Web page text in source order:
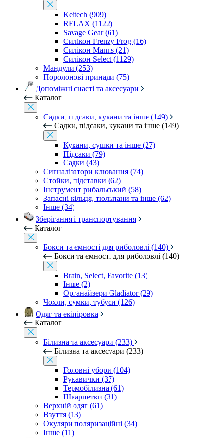
Keitech (909)
RELAX (1122)
Savage Gear (61)
Силікон Frenzy Frog (16)
Силікон Manns (21)
Силікон Select (1129)
Мандули (253)
Поролонові принади (75)
Допоміжні снасті та аксесуари
Каталог
Садки, підсаки, кукани та інше (149)
Садки, підсаки, кукани та інше (149)
Кукани, сушки та інше (27)
Підсаки (79)
Садки (43)
Сигналізатори клювання (74)
Стойки, підставки (62)
Інструмент рибальський (58)
Запасні кільця, тюльпани та інше (62)
Інше (34)
Зберігання і транспортування
Каталог
Бокси та ємності для риболовлі (140)
Бокси та ємності для риболовлі (140)
Brain, Select, Favorite (13)
Інше (2)
Органайзери Gladiator (29)
Чохли, сумки, тубуси (126)
Одяг та екіпіровка
Каталог
Білизна та аксесуари (233)
Білизна та аксесуари (233)
Головні убори (104)
Рукавички (37)
Термобілизна (61)
Шкарпетки (31)
Верхній одяг (61)
Взуття (13)
Окуляри поляризаційні (34)
Інше (11)